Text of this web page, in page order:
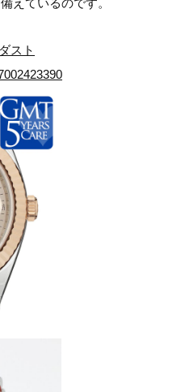
えているのです。
スト